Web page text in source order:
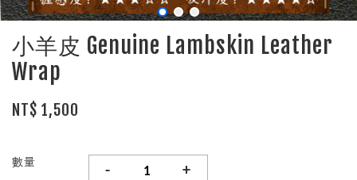
小羊皮 Genuine Lambskin Leather
Wrap
NT$ 1,500
數量
- +